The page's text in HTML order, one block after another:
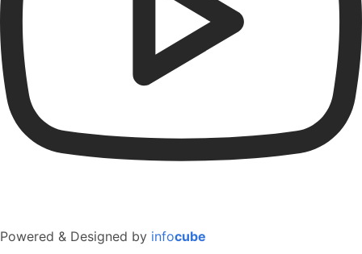
Powered & Designed by infocube